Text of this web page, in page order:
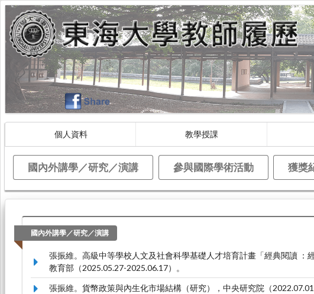
個人資料 教學授課
國內外講學／研究／演講 參與國際學術活動 獲獎
國內外講學／研究／演講
張振維。高級中等學校人文及社會科學基礎人才培育計畫「經典閱讀 ：
教育部（2025.05.27-2025.06.17）。
張振維。貨幣政策與內生化市場結構（研究），中央研究院（